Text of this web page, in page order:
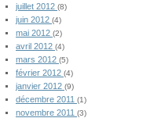
juillet 2012 (8)
juin 2012 (4)
mai 2012 (2)
avril 2012 (4)
mars 2012 (5)
février 2012 (4)
janvier 2012 (9)
décembre 2011 (1)
novembre 2011 (3)